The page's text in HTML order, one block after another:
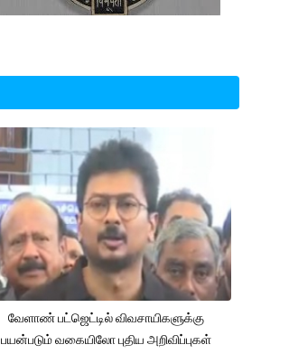
வேளாண் பட்ஜெட்டில் விவசாயிகளுக்கு
பயன்படும் வகையிலோ புதிய அறிவிப்புகள்